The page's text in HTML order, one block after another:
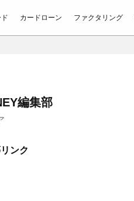
カードローン ファクタリング
編集部
ンク